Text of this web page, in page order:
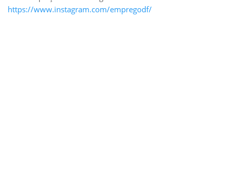
https://www.instagram.com/empregodf/